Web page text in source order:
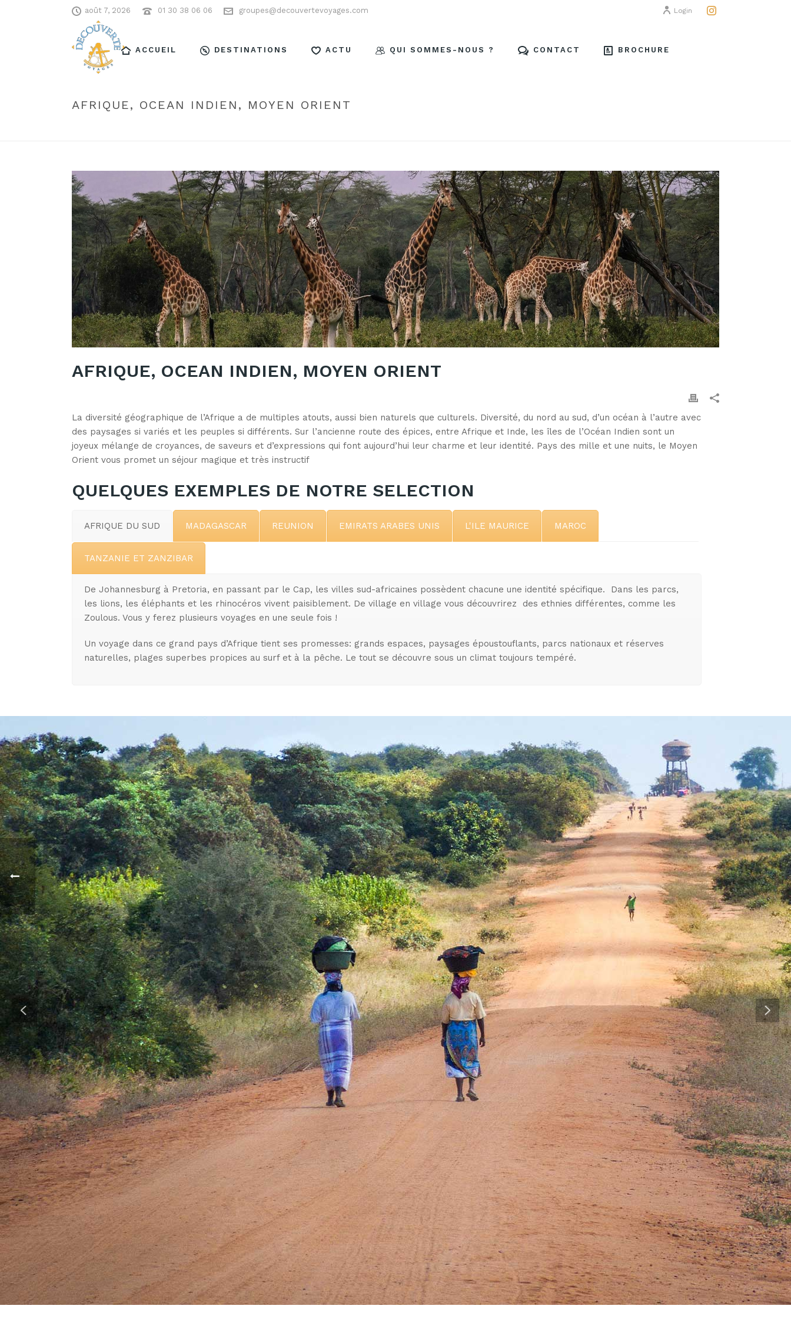
août 7, 2026 01 30 38 06 06 groupes@decouvertevoyages.com Login
ACCUEIL DESTINATIONS ACTU QUI SOMMES-NOUS ? CONTACT BROCHURE
AFRIQUE, OCEAN INDIEN, MOYEN ORIENT
AFRIQUE, OCEAN INDIEN, MOYEN ORIENT
La diversité géographique de l’Afrique a de multiples atouts, aussi bien naturels que culturels. Diversité, du nord au sud, d’un océan à l’autre avec
des paysages si variés et les peuples si différents. Sur l’ancienne route des épices, entre Afrique et Inde, les îles de l’Océan Indien sont un
joyeux mélange de croyances, de saveurs et d’expressions qui font aujourd’hui leur charme et leur identité. Pays des mille et une nuits, le Moyen
Orient vous promet un séjour magique et très instructif
QUELQUES EXEMPLES DE NOTRE SELECTION
AFRIQUE DU SUD MADAGASCAR REUNION EMIRATS ARABES UNIS L'ILE MAURICE MAROC
TANZANIE ET ZANZIBAR
De Johannesburg à Pretoria, en passant par le Cap, les villes sud-africaines possèdent chacune une identité spécifique. Dans les parcs,
les lions, les éléphants et les rhinocéros vivent paisiblement. De village en village vous découvrirez des ethnies différentes, comme les
Zoulous. Vous y ferez plusieurs voyages en une seule fois !
Un voyage dans ce grand pays d’Afrique tient ses promesses: grands espaces, paysages époustouflants, parcs nationaux et réserves
naturelles, plages superbes propices au surf et à la pêche. Le tout se découvre sous un climat toujours tempéré.